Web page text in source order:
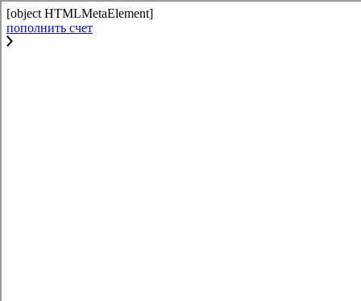
[object HTMLMetaElement]
пополнить счет